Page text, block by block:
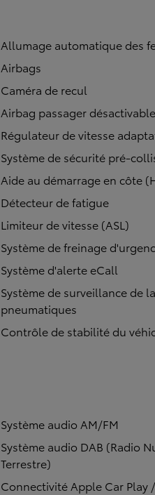
Allumage automatique des
Airbags
Caméra de recul
Airbag passager désactivable
Régulateur de vitesse
Système de sécurité pré-
Aide au démarrage en côte
Détecteur de fatigue
Limiteur de vitesse (ASL)
Système de freinage
Système d'alerte eCall
Système de surveillance de
pneumatiques
Contrôle de stabilité du
Système audio AM/FM
Système audio DAB (Radio
Terrestre)
Connectivité Apple Car Play